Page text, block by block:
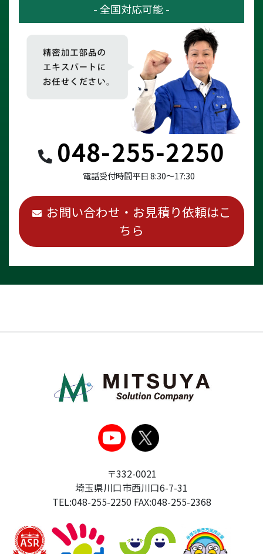
- 全国対応可能 -
048-255-2250
電話受付時間平日 8:30～17:30
お問い合わせ・お見積り依頼はこ
ちら
〒332-0021
埼玉県川口市西川口6-7-31
TEL:048-255-2250 FAX:048-255-2368